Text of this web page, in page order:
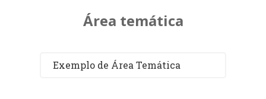
Área temática
Exemplo de Área Temática